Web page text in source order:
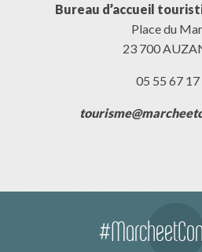
Bureau d’accueil
Place du
23 700
05 55 67